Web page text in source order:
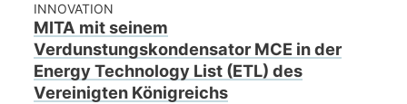
INNOVATION
MITA mit seinem
Verdunstungskondensator MCE in der
Energy Technology List (ETL) des
Vereinigten Königreichs